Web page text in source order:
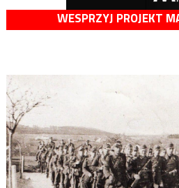
WESPRZYJ PROJEKT